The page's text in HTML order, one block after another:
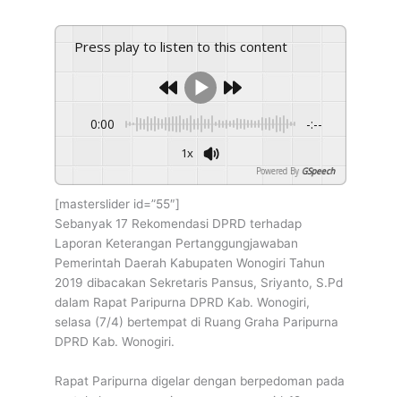
Home
Berita
Gunakan Protokol Kesehatan Penanganan Covid-19, Rapat
Press play to listen to this content
0:00 -:--
1x
Powered By GSpeech
[masterslider id=”55″]
Sebanyak 17 Rekomendasi DPRD terhadap
Laporan Keterangan Pertanggungjawaban
Pemerintah Daerah Kabupaten Wonogiri Tahun
2019 dibacakan Sekretaris Pansus, Sriyanto, S.Pd
dalam Rapat Paripurna DPRD Kab. Wonogiri,
selasa (7/4) bertempat di Ruang Graha Paripurna
DPRD Kab. Wonogiri.
Rapat Paripurna digelar dengan berpedoman pada